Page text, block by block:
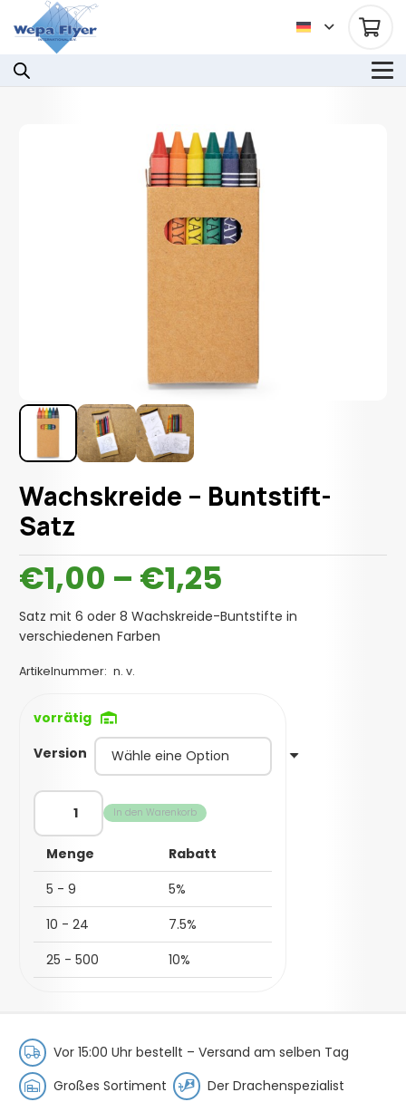
Wachskreide – Buntstift-
Satz
€1,00 – €1,25
bis
Satz mit 6 oder 8 Wachskreide-Buntstifte in
verschiedenen Farben
Artikelnummer: n. v.
vorrätig
Version
Wachskreide
Buntstift-
Satz
In den Warenkorb
Menge
Rabatt
5 - 9
5%
10 - 24
7.5%
25 - 500
10%
Vor 15:00 Uhr bestellt – Versand am selben Tag
Großes Sortiment
Der Drachenspezialist